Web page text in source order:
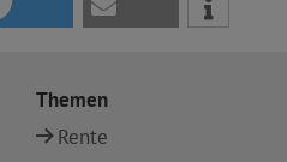
Themen
Rente